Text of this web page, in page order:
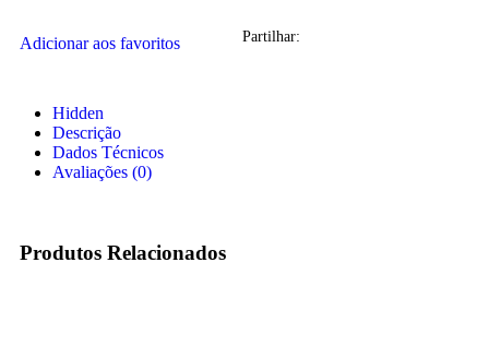
Adicionar aos favoritos Partilhar:
Hidden
Descrição
Dados Técnicos
Avaliações (0)
Produtos Relacionados